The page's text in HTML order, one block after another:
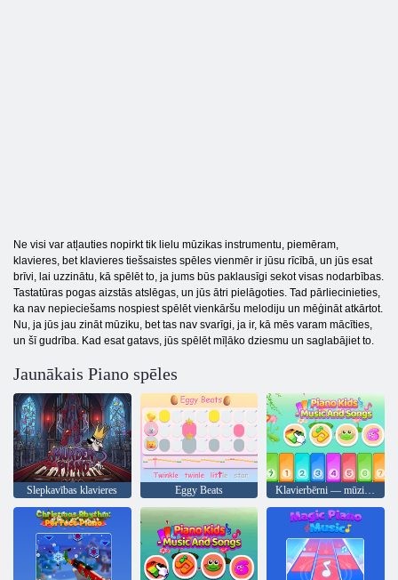
Ne visi var atļauties nopirkt tik lielu mūzikas instrumentu, piemēram,
klavieres, bet klavieres tiešsaistes spēles vienmēr ir jūsu rīcībā, un jūs esat
brīvi, lai uzzinātu, kā spēlēt to, ja jums būs paklausīgi sekot visas nodarbības.
Tastatūras pogas aizstās atslēgas, un jūs ātri pielāgoties. Tad pārliecinieties,
ka nav nepieciešams nospiest spēlēt vienkāršu melodiju un mēģināt atkārtot.
Nu, ja jūs jau zināt mūziku, bet tas nav svarīgi, ja ir, kā mēs varam mācīties,
un šī gudrība. Kad esat gatavs, jūs spēlēt mīļāko dziesmu un saglabājiet to.
Jaunākais Piano spēles
Slepkavības klavieres Eggy Beats